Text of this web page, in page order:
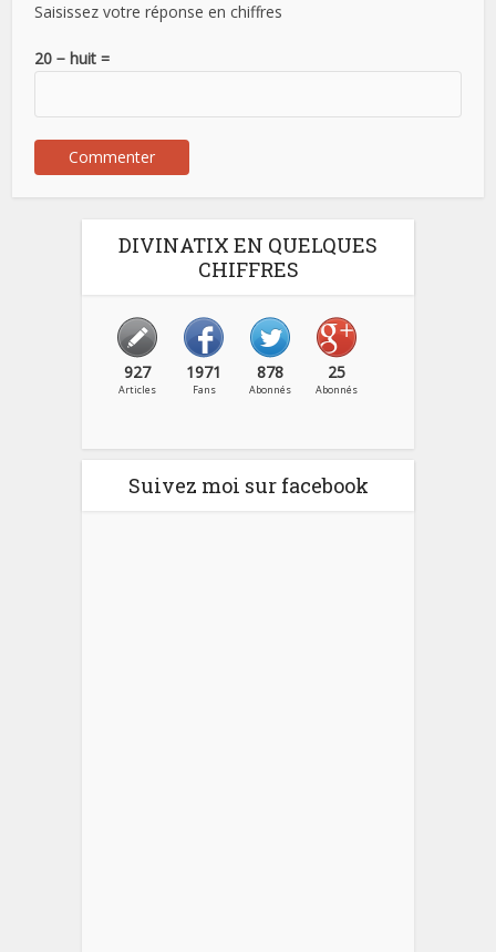
Saisissez votre réponse en chiffres
20 − huit =
DIVINATIX EN QUELQUES
CHIFFRES
927
Articles
1971
Fans
878
Abonnés
25
Abonnés
Suivez moi sur facebook